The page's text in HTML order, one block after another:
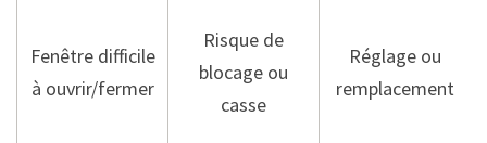
Fenêtre difficile
à ouvrir/fermer
Risque de
blocage ou
casse
Réglage ou
remplacement